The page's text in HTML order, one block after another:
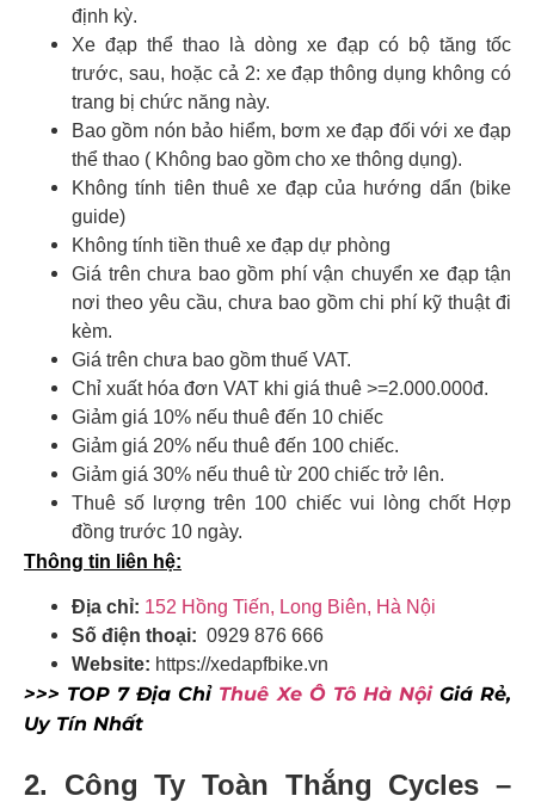
định kỳ.
Xe đạp thể thao là dòng xe đạp có bộ tăng tốc
trước, sau, hoặc cả 2: xe đạp thông dụng không có
trang bị chức năng này.
Bao gồm nón bảo hiểm, bơm xe đạp đối với xe đạp
thể thao ( Không bao gồm cho xe thông dụng).
Không tính tiên thuê xe đạp của hướng dẩn (bike
guide)
Không tính tiền thuê xe đạp dự phòng
Giá trên chưa bao gồm phí vận chuyển xe đạp tận
nơi theo yêu cầu, chưa bao gồm chi phí kỹ thuật đi
kèm.
Giá trên chưa bao gồm thuế VAT.
Chỉ xuất hóa đơn VAT khi giá thuê >=2.000.000đ.
Giảm giá 10% nếu thuê đến 10 chiếc
Giảm giá 20% nếu thuê đến 100 chiếc.
Giảm giá 30% nếu thuê từ 200 chiếc trở lên.
Thuê số lượng trên 100 chiếc vui lòng chốt Hợp
đồng trước 10 ngày.
Thông tin liên hệ:
Địa chỉ: 152 Hồng Tiến, Long Biên, Hà Nội
Số điện thoại: 0929 876 666
Website: https://xedapfbike.vn
>>> TOP 7 Địa Chỉ Thuê Xe Ô Tô Hà NộiGiá Rẻ,
Uy Tín Nhất
2. Công Ty Toàn Thắng Cycles –